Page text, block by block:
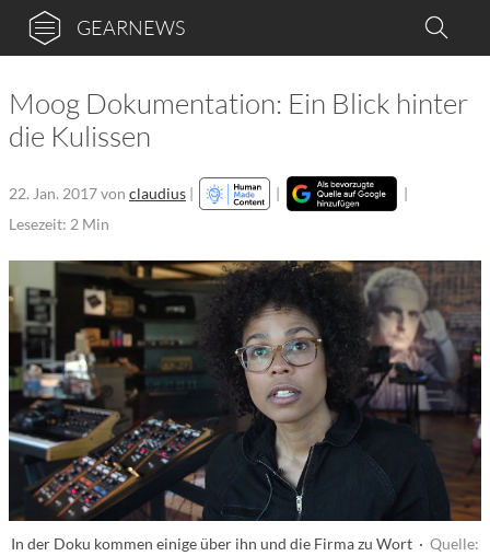
GEARNEWS
Moog Dokumentation: Ein Blick hinter
die Kulissen
22. Jan. 2017von claudius | |
|
Lesezeit: 2 Min
In der Doku kommen einige über ihn und die Firma zu Wort · Quelle: